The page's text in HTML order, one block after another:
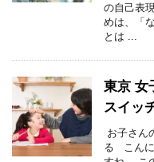
の自己表
めは、「
とは ...
東京 女
スイッ
お子さん
る こん